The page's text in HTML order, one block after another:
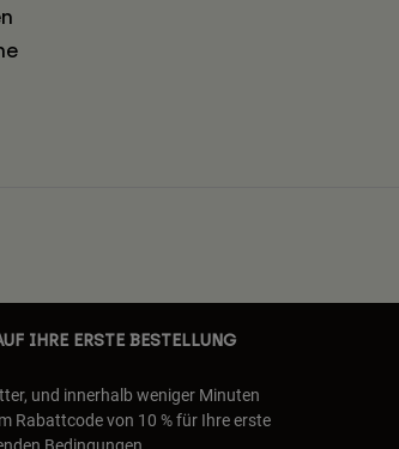
IHRE ERSTE BESTELLUNG
und innerhalb weniger Minuten
Rabattcode von 10 % für Ihre erste